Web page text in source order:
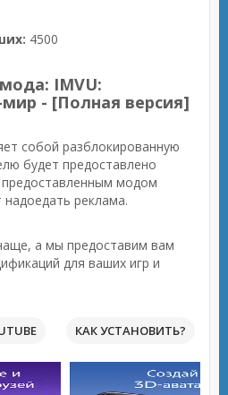
4500
IMVU:
- [Полная версия]
собой разблокированную
будет предоставлено
модом
реклама.
а мы предоставим вам
для ваших игр и
КАК УСТАНОВИТЬ?